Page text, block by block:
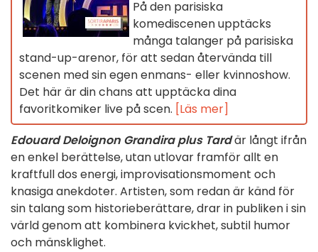
På den parisiska
komediscenen upptäcks
många talanger på parisiska
stand-up-arenor, för att sedan återvända till
scenen med sin egen enmans- eller kvinnoshow.
Det här är din chans att upptäcka dina
favoritkomiker live på scen. [Läs mer]
Edouard Deloignon Grandira plus Tardär långt ifrån
en enkel berättelse, utan utlovar framför allt en
kraftfull dos energi, improvisationsmoment och
knasiga anekdoter. Artisten, som redan är känd för
sin talang som historieberättare, drar in publiken i sin
värld genom att kombinera kvickhet, subtil humor
och mänsklighet.